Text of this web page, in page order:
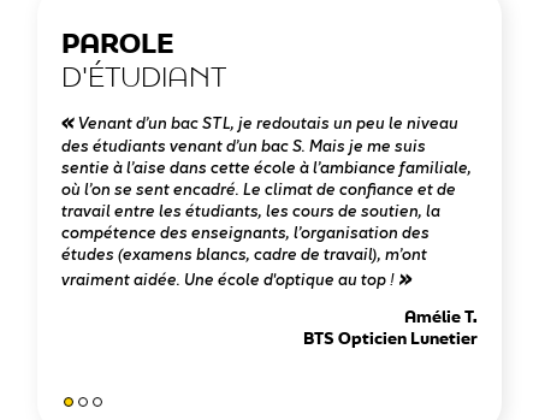
PAROLE
D'ÉTUDIANT
Venant d’un bac STL, je redoutais un peu le niveau
des étudiants venant d’un bac S. Mais je me suis
sentie à l’aise dans cette école à l’ambiance familiale,
où l’on se sent encadré. Le climat de confiance et de
travail entre les étudiants, les cours de soutien, la
compétence des enseignants, l’organisation des
études (examens blancs, cadre de travail), m’ont
vraiment aidée. Une école d'optique au top !
Amélie T.
BTS Opticien Lunetier